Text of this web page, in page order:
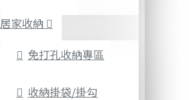
居家收納
免打孔收納專區
收納掛袋/掛勾